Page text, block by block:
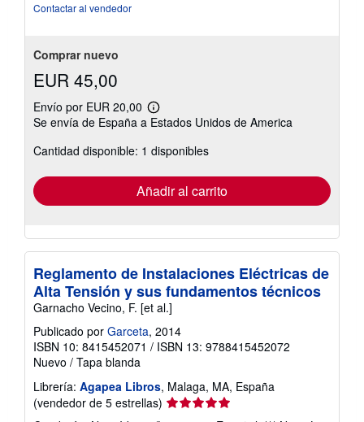
Contactar al vendedor
Comprar nuevo
EUR 45,00
Envío por EUR 20,00
Más
información
las
tarifas
envío
Se envía de España a Estados Unidos de America
Cantidad disponible: 1 disponibles
Añadir al carrito
Reglamento de Instalaciones Eléctricas de
Alta Tensión y sus fundamentos técnicos
Garnacho Vecino, F. [et al.]
Publicado por Garceta, 2014
ISBN 10: 8415452071 / ISBN 13: 9788415452072
Nuevo / Tapa blanda
Librería: Agapea Libros, Malaga, MA, España
(vendedor de 5 estrellas) Calificación